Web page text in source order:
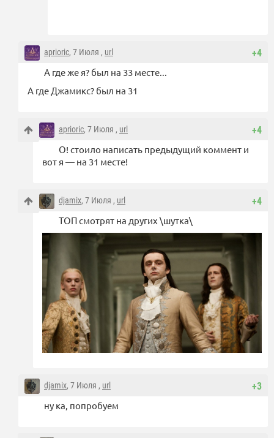
+4
aprioric, 7 Июля , url
А где же я? был на 33 месте...
А где Джамикс? был на 31
+4
aprioric, 7 Июля , url
О! стоило написать предыдущий коммент и
вот я — на 31 месте!
+4
djamix, 7 Июля , url
ТОП смотрят на других \шутка\
+3
djamix, 7 Июля , url
ну ка, попробуем